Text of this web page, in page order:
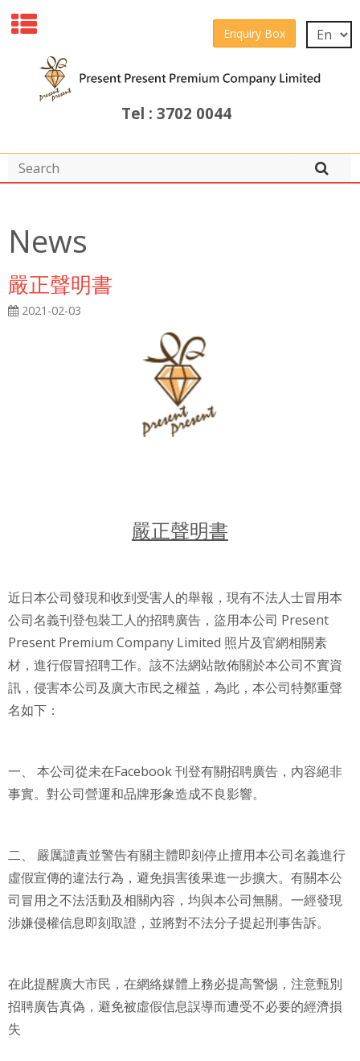
Enquiry Box
Tel : 3702 0044
News
嚴正聲明書
2021-02-03
嚴正聲明書
近日本公司發現和收到受害人的舉報，現有不法人士冒用本
公司名義刊登包裝工人的招聘廣告，盜用本公司 Present
Present Premium Company Limited 照片及官網相關素
材，進行假冒招聘工作。該不法網站散佈關於本公司不實資
訊，侵害本公司及廣大市民之權益，為此，本公司特鄭重聲
名如下：
一、 本公司從未在Facebook刊登有關招聘廣告，內容絕非
事實。對公司營運和品牌形象造成不良影響。
二、
嚴厲譴責並警告有關主體即刻停止擅用本公司名義進行
虛假宣傳的違法行為，避免損害後果進一步擴大。有關本公
司冒用之不法活動及相關內容，均與本公司無關。一經發現
涉嫌侵權信息即刻取證，並將對不法分子提起刑事吿訴。
在此提醒廣大市民，在網絡媒體上務必提高警惕，注意甄別
招聘廣告真偽，避免被虛假信息誤導而遭受不必要的經濟損
失